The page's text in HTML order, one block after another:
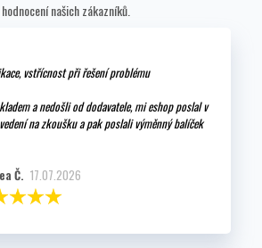
našich zákazníků.
vstřícnost při řešení problému
a nedošli od dodavatele, mi eshop poslal v
na zkoušku a pak poslali výměnný balíček
Č. 17.07.2026